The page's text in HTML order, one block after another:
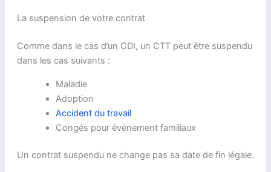
La suspension de votre contrat
Comme dans le cas d’un CDI, un CTT peut être suspendu
dans les cas suivants :
Maladie
Adoption
Accident du travail
Congés pour événement familiaux
Un contrat suspendu ne change pas sa date de fin légale.